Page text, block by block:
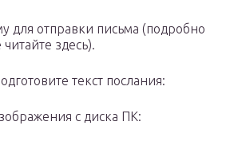
для отправки письма (подробно
здесь).
текст послания:
с диска ПК: